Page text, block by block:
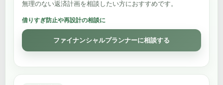
無理のない返済計画を相談したい方におすすめです。
借りすぎ防止や再設計の相談に
ファイナンシャルプランナーに相談する